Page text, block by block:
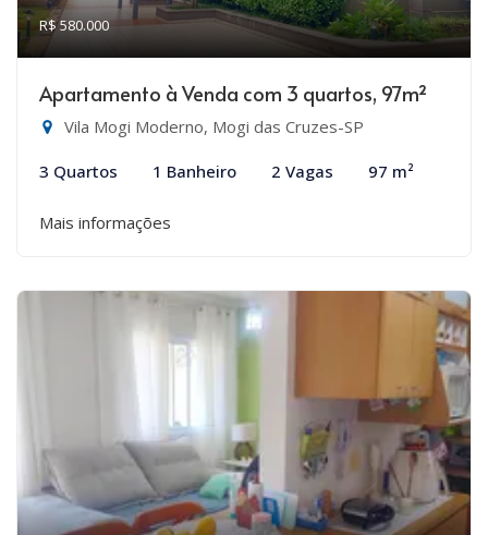
R$ 580.000
Apartamento à Venda com 3 quartos, 97m²
Vila Mogi Moderno, Mogi das Cruzes-SP
3 Quartos 1 Banheiro 2 Vagas 97 m²
Mais informações